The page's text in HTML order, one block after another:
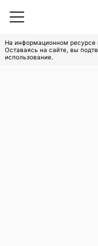
На информационном
Оставаясь на сайте, вы
использование.